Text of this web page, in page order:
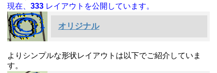
現在、 333 レイアウトを公開しています。
オリジナル
よりシンプルな形状レイアウトは以下でご紹介していま
す。